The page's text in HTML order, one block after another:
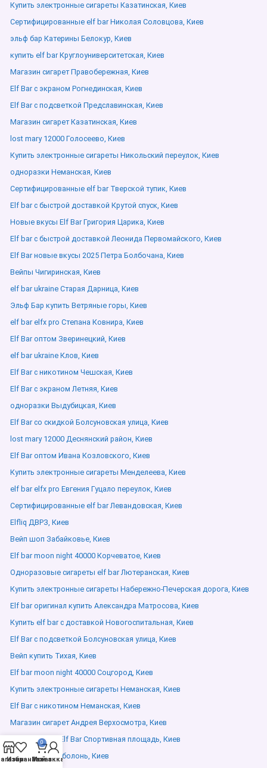
Купить электронные сигареты Казатинская, Киев
Сертифицированные elf bar Николая Соловцова, Киев
эльф бар Катерины Белокур, Киев
купить elf bar Круглоуниверситетская, Киев
Магазин сигарет Правобережная, Киев
Elf Bar с экраном Рогнединская, Киев
Elf Bar с подсветкой Предславинская, Киев
Магазин сигарет Казатинская, Киев
lost mary 12000 Голосеево, Киев
Купить электронные сигареты Никольский переулок, Киев
одноразки Неманская, Киев
Сертифицированные elf bar Тверской тупик, Киев
Elf bar с быстрой доставкой Крутой спуск, Киев
Новые вкусы Elf Bar Григория Царика, Киев
Elf bar с быстрой доставкой Леонида Первомайского, Киев
Elf Bar новые вкусы 2025 Петра Болбочана, Киев
Вейпы Чигиринская, Киев
elf bar ukraine Старая Дарница, Киев
Эльф Бар купить Ветряные горы, Киев
elf bar elfx pro Степана Ковнира, Киев
Elf Bar оптом Зверинецкий, Киев
elf bar ukraine Клов, Киев
Elf Bar с никотином Чешская, Киев
Elf Bar с экраном Летняя, Киев
одноразки Выдубицкая, Киев
Elf Bar со скидкой Болсуновская улица, Киев
lost mary 12000 Деснянский район, Киев
Elf Bar оптом Ивана Козловского, Киев
Купить электронные сигареты Менделеева, Киев
elf bar elfx pro Евгения Гуцало переулок, Киев
Сертифицированные elf bar Левандовская, Киев
Elfliq ДВРЗ, Киев
Вейп шоп Забайковье, Киев
Elf bar moon night 40000 Корчеватое, Киев
Одноразовые сигареты elf bar Лютеранская, Киев
Купить электронные сигареты Набережно-Печерская дорога, Киев
Elf bar оригинал купить Александра Матросова, Киев
Купить elf bar с доставкой Новогоспитальная, Киев
Elf Bar с подсветкой Болсуновская улица, Киев
Вейп купить Тихая, Киев
Elf bar moon night 40000 Соцгород, Киев
Купить электронные сигареты Неманская, Киев
Elf Bar с никотином Неманская, Киев
Магазин сигарет Андрея Верхосмотра, Киев
Новые вкусы Elf Bar Спортивная площадь, Киев
Elf Bar Planet Оболонь, Киев
Избранное
0
Заказ
Мой аккаунт